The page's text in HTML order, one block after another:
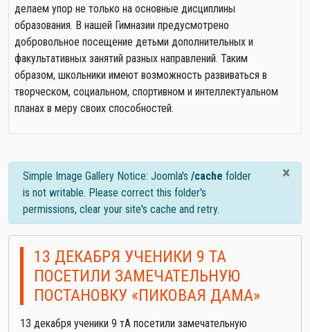
делаем упор не только на основные дисциплины
образования. В нашей Гимназии предусмотрено
добровольное посещение детьми дополнительных и
факультативных занятий разных направлений. Таким
образом, школьники имеют возможность развиваться в
творческом, социальном, спортивном и интеллектуальном
планах в меру своих способностей.
×
info
Simple Image Gallery Notice: Joomla's /cache folder
is not writable. Please correct this folder's
permissions, clear your site's cache and retry.
13 ДЕКАБРЯ УЧЕНИКИ 9 ТА
ПОСЕТИЛИ ЗАМЕЧАТЕЛЬНУЮ
ПОСТАНОВКУ «ПИКОВАЯ ДАМА»
13 декабря ученики 9 тА посетили замечательную